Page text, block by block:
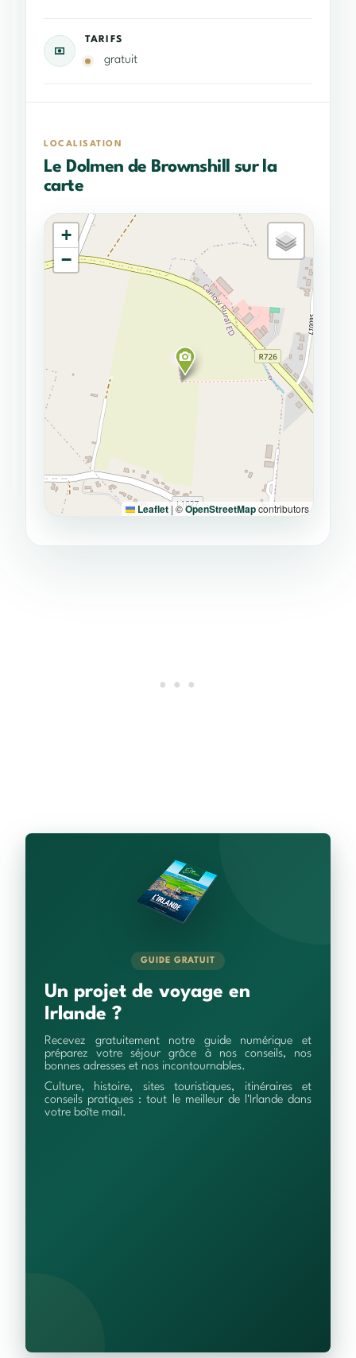
TARIFS
gratuit
LOCALISATION
Le Dolmen de Brownshill sur la
carte
+
−
Leaflet | ©OpenStreetMapcontributors
GUIDE GRATUIT
Un projet de voyage en
Irlande ?
Recevez gratuitement notre guide numérique et
préparez votre séjour grâce à nos conseils, nos
bonnes adresses et nos incontournables.
Culture, histoire, sites touristiques, itinéraires et
conseils pratiques : tout le meilleur de l'Irlande dans
votre boîte mail.